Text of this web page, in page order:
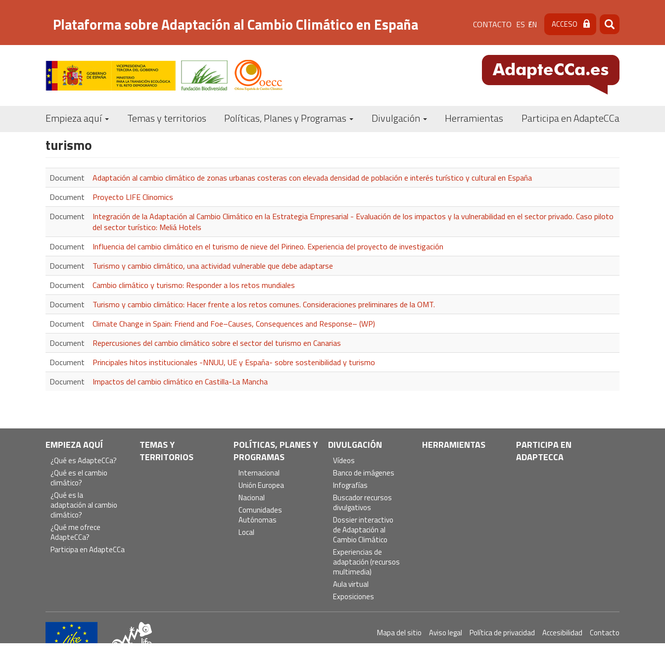
principal
Plataforma sobre Adaptación al Cambio Climático en España Menú
de
cabecera
[contacto]
CONTACTO ES EN ACCESO Buscar
Buscar
Navegación
Empieza aquí Temas y territorios Políticas, Planes y Programas Divulgación Herramientas Participa en AdapteCCa
turismo
Document
Adaptación al cambio climático de zonas urbanas costeras con elevada densidad de población e interés turístico y cultural en España
Document
Proyecto LIFE Clinomics
Document
Integración de la Adaptación al Cambio Climático en la Estrategia Empresarial - Evaluación de los impactos y la vulnerabilidad en el sector privado. Caso piloto
del sector turístico: Meliá Hotels
Document
Influencia del cambio climático en el turismo de nieve del Pirineo. Experiencia del proyecto de investigación
Document
Turismo y cambio climático, una actividad vulnerable que debe adaptarse
Document
Cambio climático y turismo: Responder a los retos mundiales
Document
Turismo y cambio climático: Hacer frente a los retos comunes. Consideraciones preliminares de la OMT.
Document
Climate Change in Spain: Friend and Foe–Causes, Consequences and Response– (WP)
Document
Repercusiones del cambio climático sobre el sector del turismo en Canarias
Document
Principales hitos institucionales -NNUU, UE y España- sobre sostenibilidad y turismo
Document
Impactos del cambio climático en Castilla-La Mancha
Navegación
principal
EMPIEZA AQUÍ
¿Qué es AdapteCCa?
¿Qué es el cambio
climático?
¿Qué es la
adaptación al cambio
climático?
¿Qué me ofrece
AdapteCCa?
Participa en AdapteCCa
TEMAS Y
TERRITORIOS
POLÍTICAS, PLANES Y
PROGRAMAS
Internacional
Unión Europea
Nacional
Comunidades
Autónomas
Local
DIVULGACIÓN
Vídeos
Banco de imágenes
Infografías
Buscador recursos
divulgativos
Dossier interactivo
de Adaptación al
Cambio Climático
Experiencias de
adaptación (recursos
multimedia)
Aula virtual
Exposiciones
HERRAMIENTAS
PARTICIPA EN
ADAPTECCA
Pie
de
Mapa del sitio Aviso legal Política de privacidad Accesibilidad Contacto